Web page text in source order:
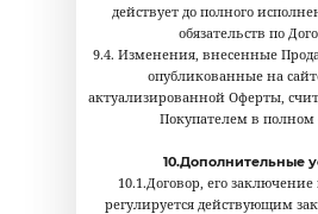
действует до полного
обязательств по
9.4. Изменения, внесенные
опубликованные на
актуализированной Оферты,
Покупателем в полном
10.Дополнительные
10.1.Договор, его
регулируется действующим